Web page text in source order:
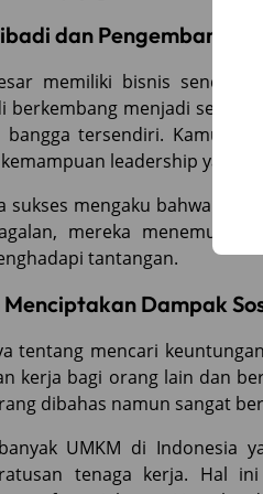
dan Pengembangan
memiliki bisnis sendiri
berkembang menjadi
tersendiri. Kamu
leadership yang
sukses mengaku bahwa
mereka
tantangan.
Dampak
tentang mencari
kerja bagi orang lain dan
dibahas namun sangat
UMKM di Indonesia
tenaga kerja. Hal